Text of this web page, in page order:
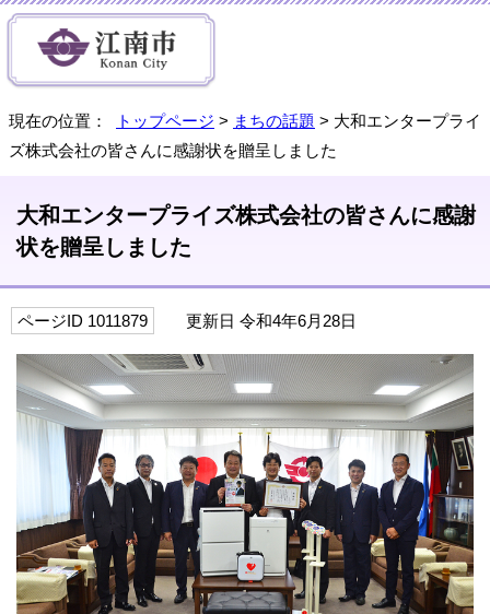
現在の位置： トップページ > まちの話題 > 大和エンタープライ
ズ株式会社の皆さんに感謝状を贈呈しました
大和エンタープライズ株式会社の皆さんに感謝
状を贈呈しました
ページID 1011879 更新日 令和4年6月28日